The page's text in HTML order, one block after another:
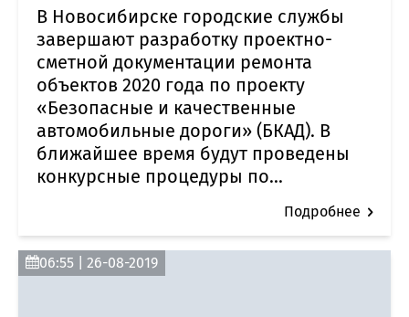
В Новосибирске городские службы
завершают разработку проектно-
сметной документации ремонта
объектов 2020 года по проекту
«Безопасные и качественные
автомобильные дороги» (БКАД). В
ближайшее время будут проведены
конкурсные процедуры по...
Подробнее
06:55 | 26-08-2019